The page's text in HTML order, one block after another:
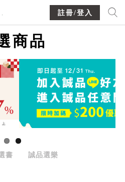
註冊/登入
商品
書 誠品選樂